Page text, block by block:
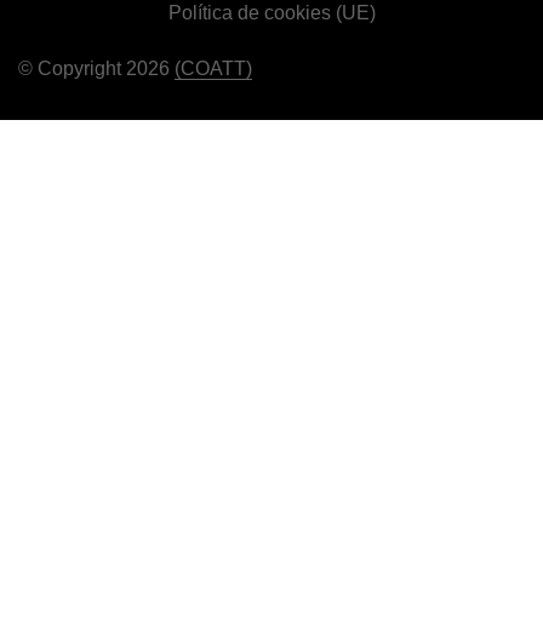
© Copyright 2026 (COATT)
Política de cookies (UE)